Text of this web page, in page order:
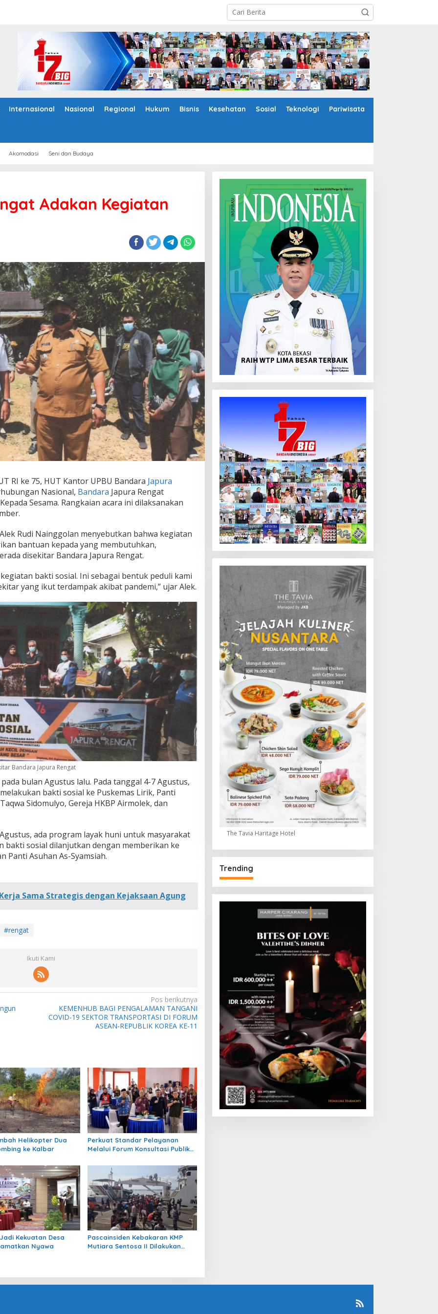
Internasional Nasional Regional Hukum Bisnis Kesehatan Sosial Teknologi Pariwisata
Akomodasi Seni dan Budaya
Adakan Kegiatan
RI ke 75, HUT Kantor UPBU Bandara Japura
Nasional, Bandara Japura Rengat
Sesama. Rangkaian acara ini dilaksanakan
Rudi Nainggolan menyebutkan bahwa kegiatan
bantuan kepada yang membutuhkan,
disekitar Bandara Japura Rengat.
bakti sosial. Ini sebagai bentuk peduli kami
yang ikut terdampak akibat pandemi,” ujar Alek.
Bandara Japura Rengat
bulan Agustus lalu. Pada tanggal 4-7 Agustus,
bakti sosial ke Puskemas Lirik, Panti
Sidomulyo, Gereja HKBP Airmolek, dan
ada program layak huni untuk masyarakat
bakti sosial dilanjutkan dengan memberikan ke
Panti Asuhan As-Syamsiah.
Sama Strategis dengan Kejaksaan Agung
#rengat
Ikuti Kami
Pos berikutnya
KEMENHUB BAGI PENGALAMAN TANGANI
COVID-19 SEKTOR TRANSPORTASI DI FORUM
ASEAN-REPUBLIK KOREA KE-11
Helikopter Dua
ke Kalbar
Perkuat Standar Pelayanan
Melalui Forum Konsultasi Publik
Kekuatan Desa
Nyawa
Pascainsiden Kebakaran KMP
Mutiara Sentosa II Dilakukan
The Tavia Haritage Hotel
Trending